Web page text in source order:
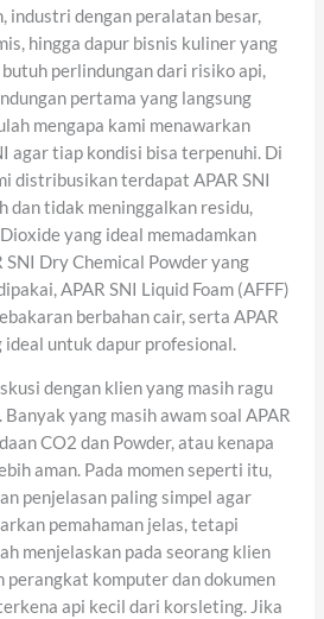
industri dengan peralatan besar,
hingga dapur bisnis kuliner yang
perlindungan dari risiko api,
pertama yang langsung
mengapa kami menawarkan
agar tiap kondisi bisa terpenuhi. Di
distribusikan terdapat APAR SNI
dan tidak meninggalkan residu,
yang ideal memadamkan
Dry Chemical Powder yang
APAR SNI Liquid Foam (AFFF)
berbahan cair, serta APAR
ideal untuk dapur profesional.
dengan klien yang masih ragu
yang masih awam soal APAR
CO2 dan Powder, atau kenapa
aman. Pada momen seperti itu,
penjelasan paling simpel agar
pemahaman jelas, tetapi
menjelaskan pada seorang klien
perangkat komputer dan dokumen
api kecil dari korsleting. Jika